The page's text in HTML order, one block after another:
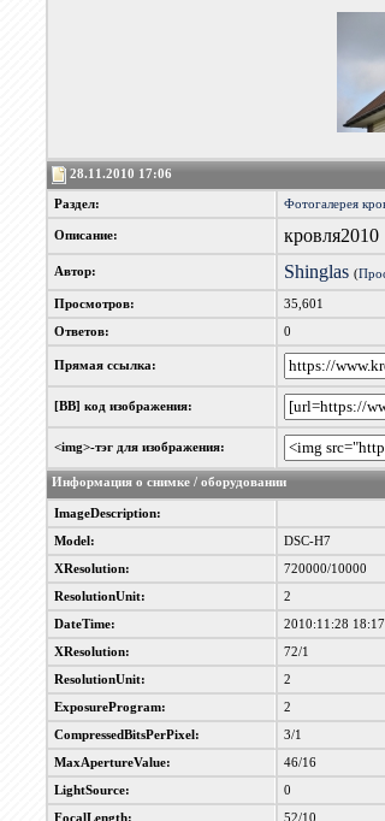
28.11.2010 17:06
Раздел: Фотогалерея
Описание: кровля2010
Автор: Shinglas (
Просмотров: 35,601
Ответов: 0
Прямая ссылка:
[BB] код изображения:
<img>-тэг для изображения:
Информация о снимке / оборудовании
ImageDescription:
Model: DSC-H7
XResolution: 720000/10000
ResolutionUnit: 2
DateTime: 2010:11:28
XResolution: 72/1
ResolutionUnit: 2
ExposureProgram: 2
CompressedBitsPerPixel: 3/1
MaxApertureValue: 46/16
LightSource: 0
FocalLength: 52/10